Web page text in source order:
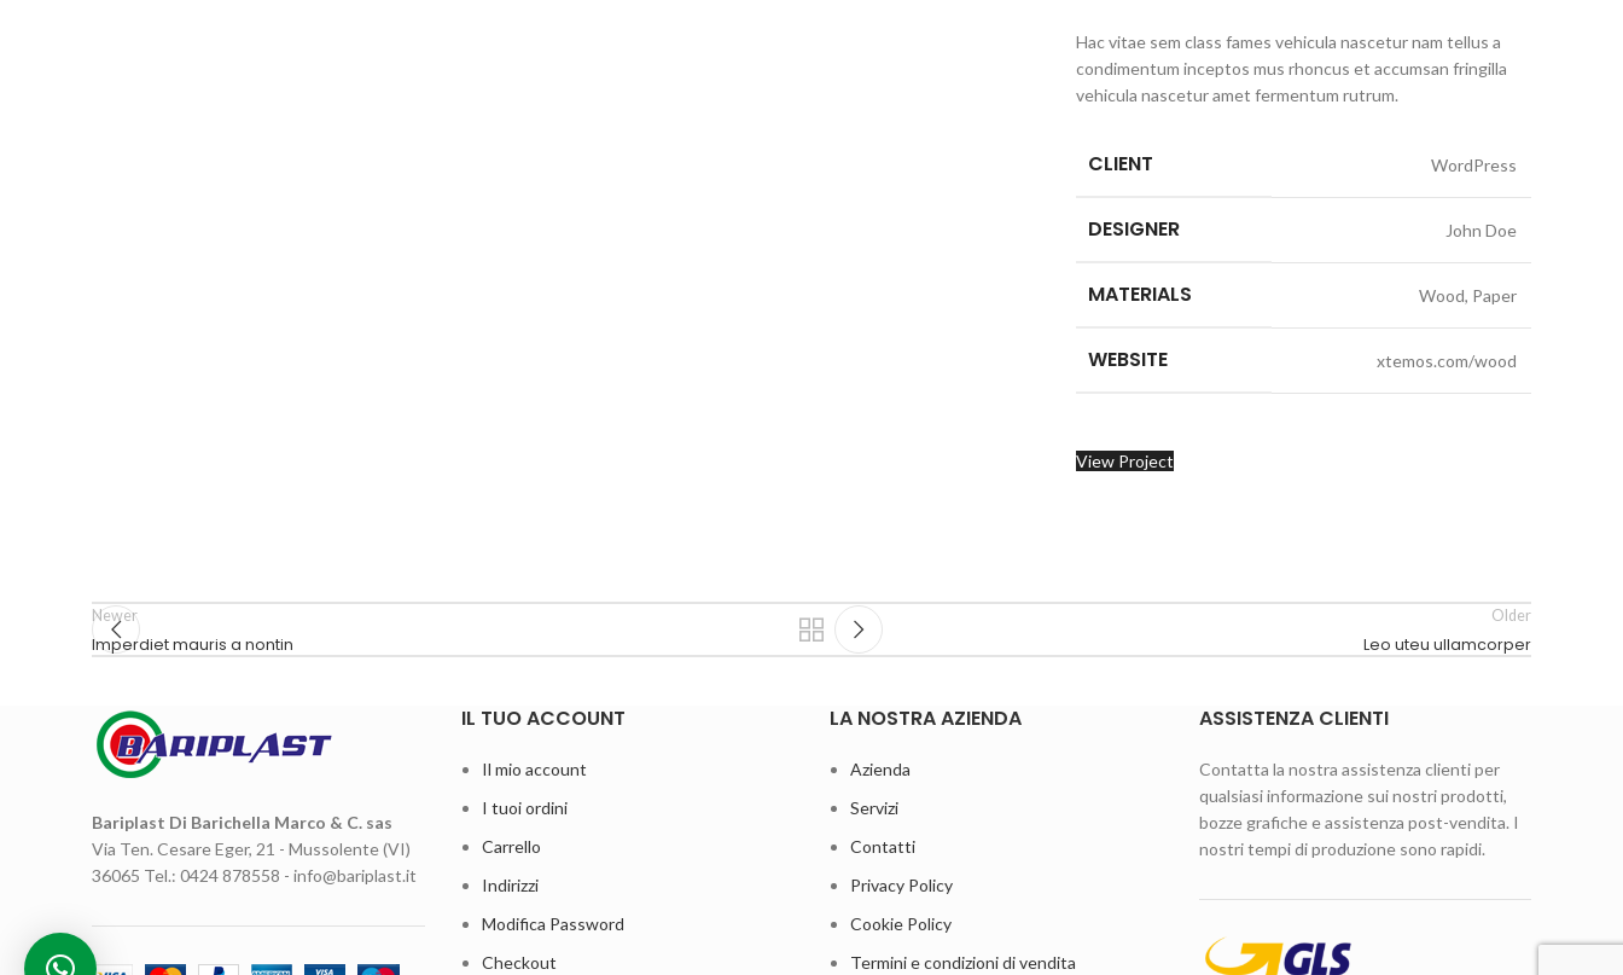
Hac vitae sem class fames vehicula nascetur nam tellus a
condimentum inceptos mus rhoncus et accumsan fringilla
vehicula nascetur amet fermentum rutrum.
CLIENT WordPress
DESIGNER John Doe
MATERIALS Wood, Paper
WEBSITE xtemos.com/wood
View Project
Newer
Imperdiet mauris a nontin
Older
Leo uteu ullamcorper
Bariplast Di Barichella Marco & C. sas
Via Ten. Cesare Eger, 21 - Mussolente (VI)
36065 Tel.: 0424 878558 - info@bariplast.it
IL TUO ACCOUNT
Il mio account
I tuoi ordini
Carrello
Indirizzi
Modifica Password
Checkout
LA NOSTRA AZIENDA
Azienda
Servizi
Contatti
Privacy Policy
Cookie Policy
Termini e condizioni di vendita
ASSISTENZA CLIENTI
Contatta la nostra assistenza clienti per
qualsiasi informazione sui nostri prodotti,
bozze grafiche e assistenza post-vendita. I
nostri tempi di produzione sono rapidi.